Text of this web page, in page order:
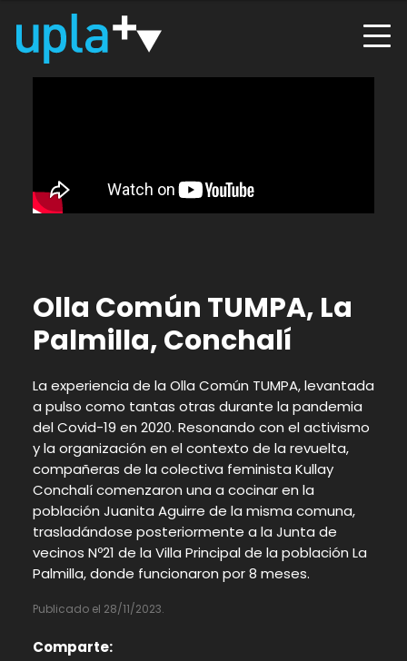
Olla Común TUMPA, La
Palmilla, Conchalí
La experiencia de la Olla Común TUMPA, levantada
a pulso como tantas otras durante la pandemia
del Covid-19 en 2020. Resonando con el activismo
y la organización en el contexto de la revuelta,
compañeras de la colectiva feminista Kullay
Conchalí comenzaron una a cocinar en la
población Juanita Aguirre de la misma comuna,
trasladándose posteriormente a la Junta de
vecinos Nº21 de la Villa Principal de la población La
Palmilla, donde funcionaron por 8 meses.
Publicado el 28/11/2023.
Comparte: